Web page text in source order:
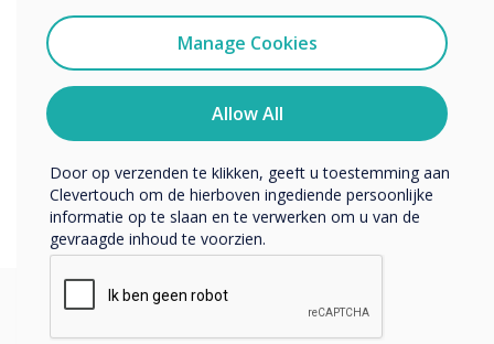
Manage Cookies
Allow All
Ik ga ermee akkoord om berichten te ontvangen
van Clevertouch.
U kunt op elk moment afmelden voor berichten. Bekijk
ons privacybeleid voor meer informatie over hoe je af te
melden, onze privacypraktijken en hoe we ons inzetten
om uw privacy te beschermen en respecteren.
Door op verzenden te klikken, geeft u toestemming aan
Clevertouch om de hierboven ingediende persoonlijke
informatie op te slaan en te verwerken om u van de
gevraagde inhoud te voorzien.